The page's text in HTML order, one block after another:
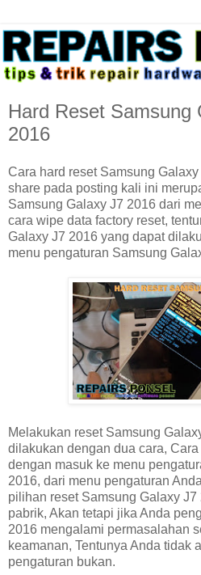
Hard Reset Samsung
2016
Cara hard reset Samsung
share pada posting kali ini
Samsung Galaxy J7 2016 dari
cara wipe data factory reset,
Galaxy J7 2016 yang dapat
menu pengaturan Samsung
Melakukan reset Samsung
dilakukan dengan dua cara,
dengan masuk ke menu
2016, dari menu pengaturan
pilihan reset Samsung Galaxy
pabrik, Akan tetapi jika Anda
2016 mengalami permasalahan
keamanan, Tentunya Anda tidak
pengaturan bukan.